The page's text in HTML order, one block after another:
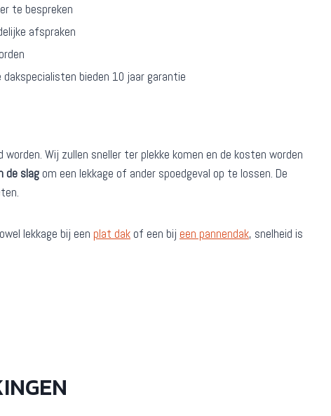
te bespreken
afspraken
bieden 10 jaar garantie
Wij zullen sneller ter plekke komen en de kosten worden
de slag om een lekkage of ander spoedgeval op te lossen. De
lekkage bij een plat dak of een bij een pannendak, snelheid is